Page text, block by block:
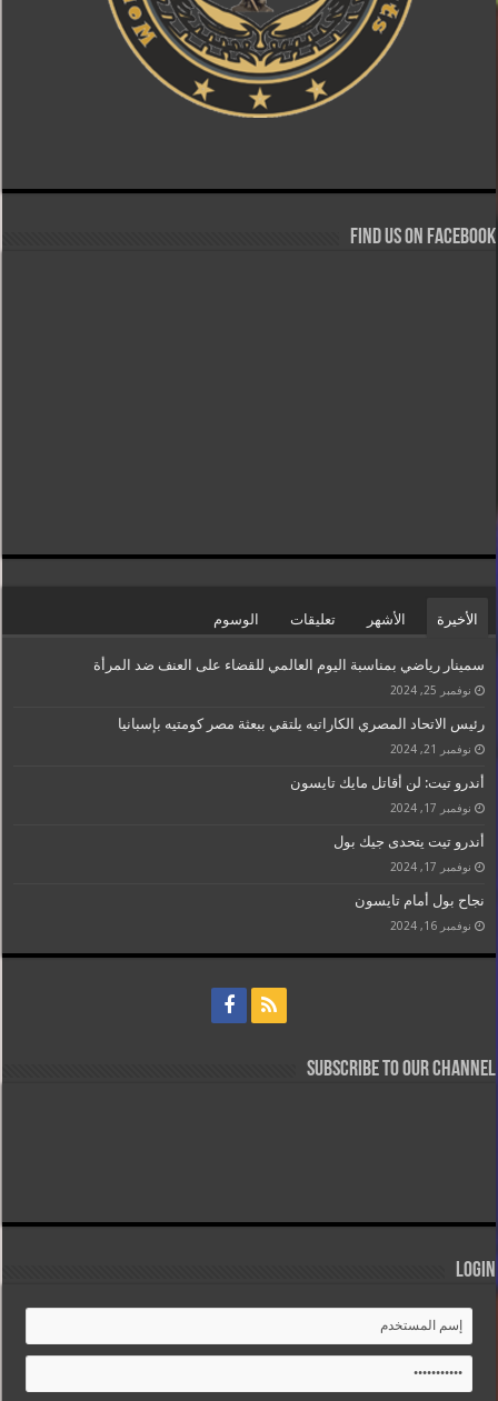
Find us on Facebook
الأخيرة الأشهر تعليقات الوسوم
سمينار رياضي بمناسبة اليوم العالمي للقضاء على العنف ضد المرأة
نوفمبر 25, 2024
رئيس الاتحاد المصري الكاراتيه يلتقي ببعثة مصر كومتيه بإسبانيا
نوفمبر 21, 2024
أندرو تيت: لن أقاتل مايك تايسون
نوفمبر 17, 2024
أندرو تيت يتحدى جيك بول
نوفمبر 17, 2024
نجاح بول أمام تايسون
نوفمبر 16, 2024
Subscribe to our Channel
Login